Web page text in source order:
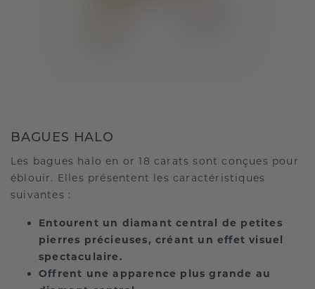
BAGUES HALO
Les bagues halo en or 18 carats sont conçues pour
éblouir. Elles présentent les caractéristiques
suivantes :
Entourent un diamant central de petites
pierres précieuses, créant un effet visuel
spectaculaire.
Offrent une apparence plus grande au